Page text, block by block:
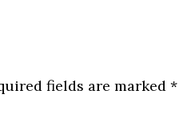
fields are marked *